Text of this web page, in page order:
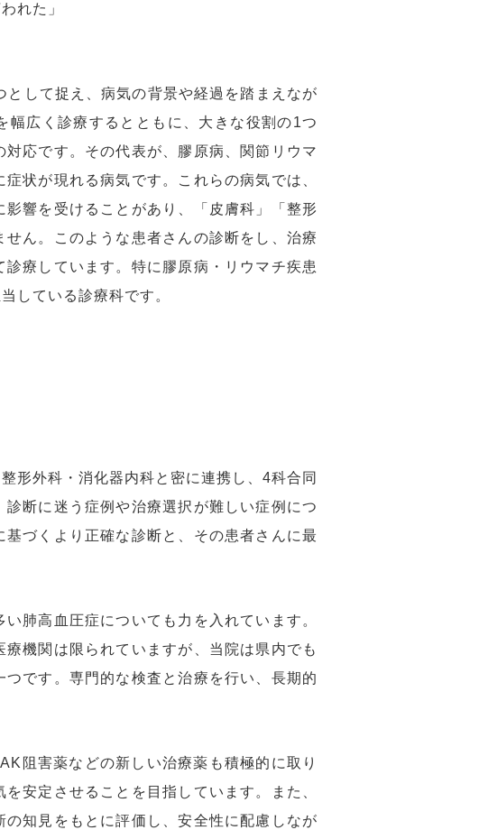
れた」
して捉え、病気の背景や経過を踏まえなが
幅広く診療するとともに、大きな役割の1つ
応です。その代表が、膠原病、関節リウマ
状が現れる病気です。これらの病気では、
響を受けることがあり、「皮膚科」「整形
ん。このような患者さんの診断をし、治療
療しています。特に膠原病・リウマチ疾患
している診療科です。
形外科・消化器内科と密に連携し、4科合同
断に迷う症例や治療選択が難しい症例につ
づくより正確な診断と、その患者さんに最
肺高血圧症についても力を入れています。
機関は限られていますが、当院は県内でも
です。専門的な検査と治療を行い、長期的
阻害薬などの新しい治療薬も積極的に取り
安定させることを目指しています。また、
知見をもとに評価し、安全性に配慮しなが